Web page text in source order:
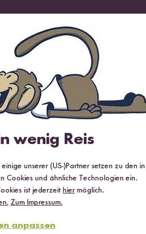
8
Spicy Umami Ramen
ab 4,99 €
PROTEINQUELLE
wenig Reis
unserer (US-)Partner setzen zu den
Cookies und ähnliche Technologien ein.
ist jederzeit hier möglich.
Zum Impressum.
anpassen